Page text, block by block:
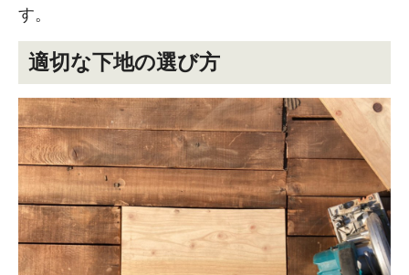
す。
適切な下地の選び方